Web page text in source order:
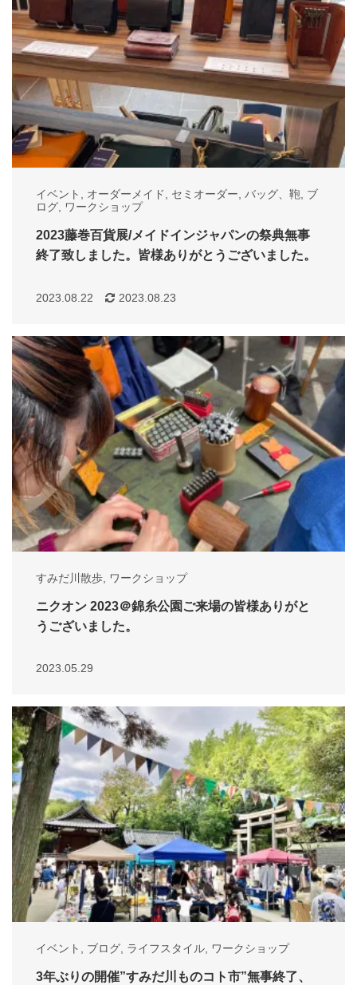
イベント , オーダーメイド, セミオーダー, バッグ、鞄, ブ
ログ, ワークショップ
2023藤巻百貨展/メイドインジャパンの祭典無事
終了致しました。皆様ありがとうございました。
2023.08.22 2023.08.23
すみだ川散歩 ワークショップ
ニクオン 2023＠錦糸公園ご来場の皆様ありがと
うございました。
2023.05.29
イベント ブログ ライフスタイル ワークショップ
3年ぶりの開催”すみだ川ものコト市”無事終了、